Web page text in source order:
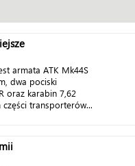
armata ATK Mk44S
dwa pociski
oraz karabin 7,62
transporterów...